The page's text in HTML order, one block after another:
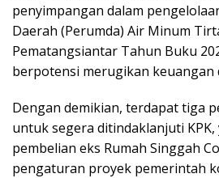
penyimpangan dalam
Daerah (Perumda) Air Minum
Pematangsiantar Tahun Buku
berpotensi merugikan keuangan
Dengan demikian, terdapat tiga
untuk segera ditindaklanjuti
pembelian eks Rumah Singgah
pengaturan proyek pemerintah